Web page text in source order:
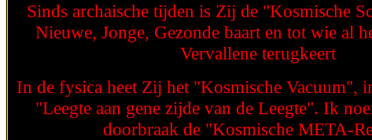
Sinds archaische tijden is Zij de "Kosmische
Nieuwe, Jonge, Gezonde baart en tot wie al
Vervallene terugkeert
In de fysica heet Zij het "Kosmische Vacuum",
"Leegte aan gene zijde van de Leegte". Ik
doorbraak de "Kosmische META-